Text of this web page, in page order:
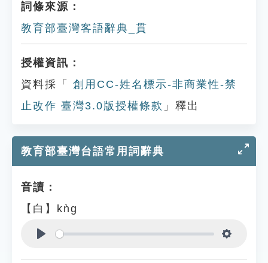
詞條來源：
教育部臺灣客語辭典_貫
授權資訊：
資料採「
創用CC-姓名標示-非商業性-禁
止改作 臺灣3.0版授權條款 」釋出
教育部臺灣台語常用詞辭典
音讀：
【白】kǹg